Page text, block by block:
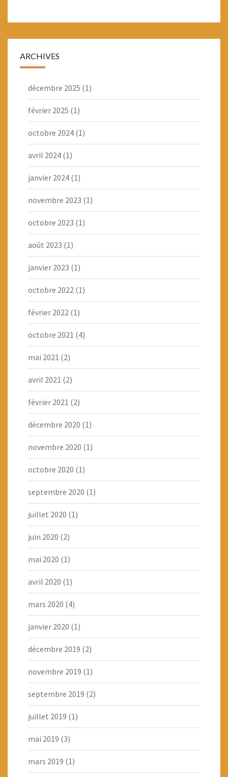
ARCHIVES
décembre 2025 (1)
février 2025 (1)
octobre 2024 (1)
avril 2024 (1)
janvier 2024 (1)
novembre 2023 (1)
octobre 2023 (1)
août 2023 (1)
janvier 2023 (1)
octobre 2022 (1)
février 2022 (1)
octobre 2021 (4)
mai 2021 (2)
avril 2021 (2)
février 2021 (2)
décembre 2020 (1)
novembre 2020 (1)
octobre 2020 (1)
septembre 2020 (1)
juillet 2020 (1)
juin 2020 (2)
mai 2020 (1)
avril 2020 (1)
mars 2020 (4)
janvier 2020 (1)
décembre 2019 (2)
novembre 2019 (1)
septembre 2019 (2)
juillet 2019 (1)
mai 2019 (3)
mars 2019 (1)